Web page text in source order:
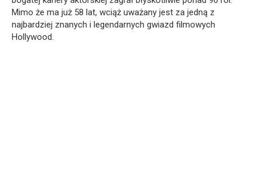
Mimo że ma już 58 lat, wciąż uważany jest za jedną z
najbardziej znanych i legendarnych gwiazd filmowych
Hollywood.